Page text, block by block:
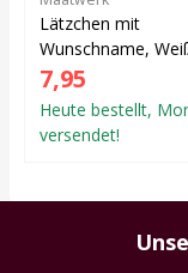
Lätzchen mit
Wunschname,
7,95
Heute bestellt,
versendet!